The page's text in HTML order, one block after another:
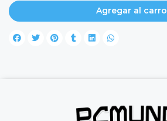
Agregar al carro